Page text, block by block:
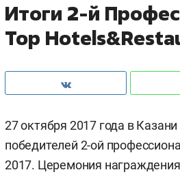
Итоги 2-й
Top
27 октября 2017 года в
победителей 2-ой
2017. Церемония